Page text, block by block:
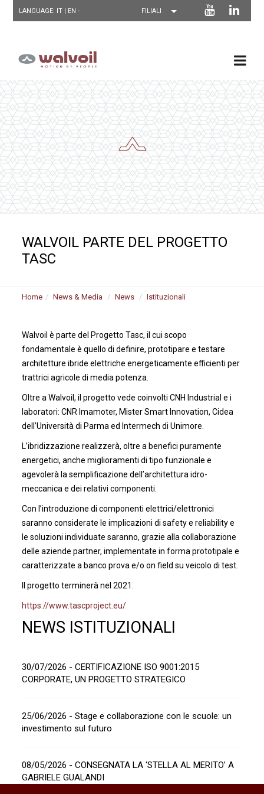
LANGUAGE: IT | EN-
WALVOIL PARTE DEL PROGETTO
TASC
Home News & Media News Istituzionali
Walvoil è parte del Progetto Tasc, il cui scopo
fondamentale è quello di definire, prototipare e testare
architetture ibride elettriche energeticamente efficienti per
trattrici agricole di media potenza.
Oltre a Walvoil, il progetto vede coinvolti CNH Industrial e i
laboratori: CNR Imamoter, Mister Smart Innovation, Cidea
dell’Università di Parma ed Intermech di Unimore.
L’ibridizzazione realizzerà, oltre a benefici puramente
energetici, anche miglioramenti di tipo funzionale e
agevolerà la semplificazione dell’architettura idro-
meccanica e dei relativi componenti.
Con l’introduzione di componenti elettrici/elettronici
saranno considerate le implicazioni di safety e reliability e
le soluzioni individuate saranno, grazie alla collaborazione
delle aziende partner, implementate in forma prototipale e
caratterizzate a banco prova e/o on field su veicolo di test.
Il progetto terminerà nel 2021.
https://www.tascproject.eu/
NEWS ISTITUZIONALI
30/07/2026 - CERTIFICAZIONE ISO 9001:2015
CORPORATE, UN PROGETTO STRATEGICO
25/06/2026 - Stage e collaborazione con le scuole: un
investimento sul futuro
08/05/2026 - CONSEGNATA LA ‘STELLA AL MERITO’ A
GABRIELE GUALANDI